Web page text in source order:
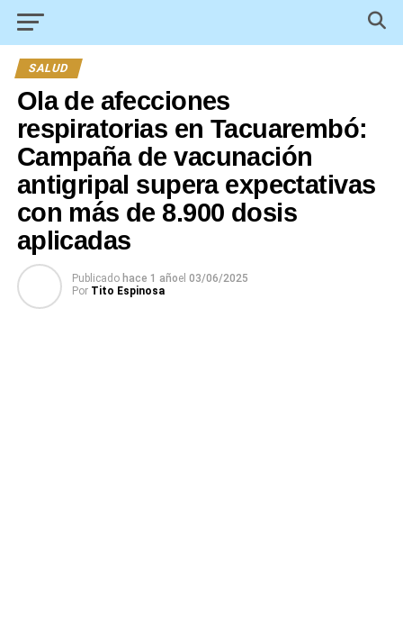
SALUD
Ola de afecciones
respiratorias en Tacuarembó:
Campaña de vacunación
antigripal supera expectativas
con más de 8.900 dosis
aplicadas
Publicado hace 1 añoel 03/06/2025
Por Tito Espinosa